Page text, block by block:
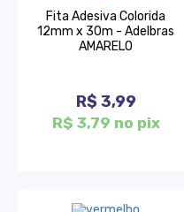
Fita Adesiva Colorida
12mm x 30m - Adelbras
AMARELO
R$ 3,99
R$ 3,79 no pix